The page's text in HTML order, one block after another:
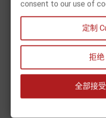
成为管教孩子的“黄金准则”
4、 简●尼尔森——教育学
21世纪的父母和老师们：
consent to our use of
定制
拒
全部接